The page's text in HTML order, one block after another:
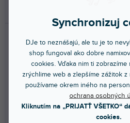
Synchronizuj
DJe to neznášajú, ale tu je to
shop fungoval ako dobre
cookies. Vďaka nim ti zobrazíme
zrýchlime web a zlepšíme zážitok z
používame okrem iného na
ochrana osobných
Kliknutím na „PRIJATŤ VŠETKO“
cookies.
Skin XONE 62 FULL
COLORS Stone Beige
Skin